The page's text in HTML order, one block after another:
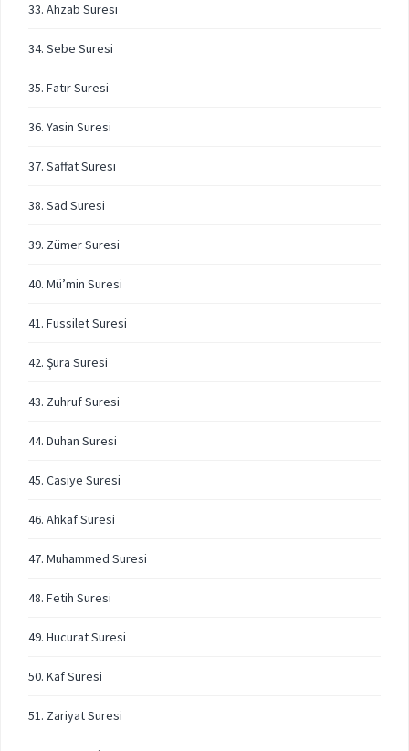
33. Ahzab Suresi
34. Sebe Suresi
35. Fatır Suresi
36. Yasin Suresi
37. Saffat Suresi
38. Sad Suresi
39. Zümer Suresi
40. Mü’min Suresi
41. Fussilet Suresi
42. Şura Suresi
43. Zuhruf Suresi
44. Duhan Suresi
45. Casiye Suresi
46. Ahkaf Suresi
47. Muhammed Suresi
48. Fetih Suresi
49. Hucurat Suresi
50. Kaf Suresi
51. Zariyat Suresi